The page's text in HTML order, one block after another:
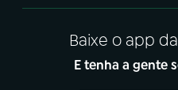
Baixe o app
E tenha a gente